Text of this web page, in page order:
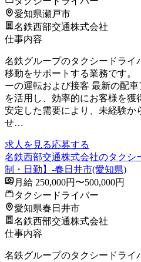
愛知県瀬戸市
名鉄西部交通株式会社
仕事内容
名鉄グループのタクシードライ
移動をサポートする業務です。
ーの運転および接客 最新の配車
を活用し、効率的にお客様を
安定した需要により、未経験か
せ…
求人を見る応募する
名鉄西部交通株式会社のタクシ
制・日勤】-春日井市(愛知県)
月給 250,000円〜500,000円
タクシードライバー
愛知県春日井市
名鉄西部交通株式会社
仕事内容
名鉄グループのタクシードライ